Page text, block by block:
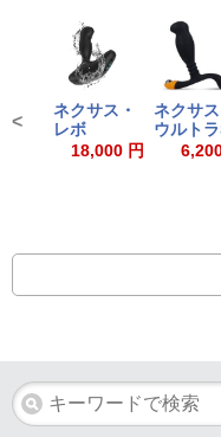
ネクサス・
レボ
18,000 円
ネクサス
ウルト
<